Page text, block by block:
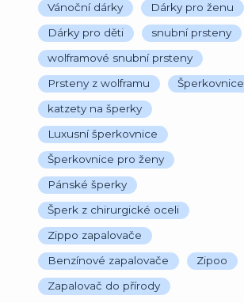
Vánoční dárky
Dárky pro ženu
Dárky pro děti
snubní prsteny
wolframové snubní prsteny
Prsteny z wolframu
Šperkovnice
katzety na šperky
Luxusní šperkovnice
Šperkovnice pro ženy
Pánské šperky
Šperk z chirurgické oceli
Zippo zapalovače
Benzínové zapalovače
Zipoo
Zapalovač do přírody